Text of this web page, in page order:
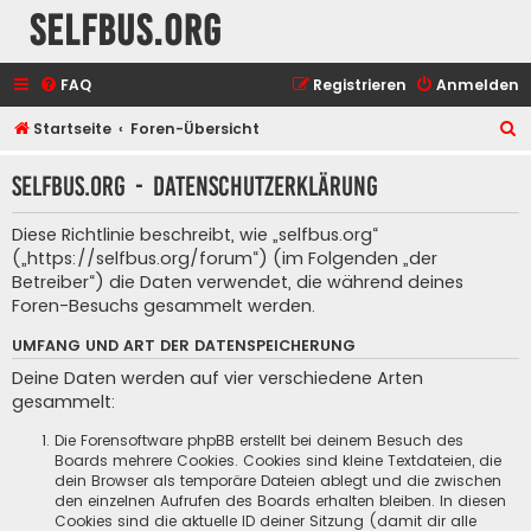
selfbus.org
FAQ Anmelden
Registrieren
Startseite Foren-Übersicht
h
selfbus.org - Datenschutzerklärung
Diese Richtlinie beschreibt, wie „selfbus.org“
(„https://selfbus.org/forum“) (im Folgenden „der
Betreiber“) die Daten verwendet, die während deines
Foren-Besuchs gesammelt werden.
UMFANG UND ART DER DATENSPEICHERUNG
Deine Daten werden auf vier verschiedene Arten
gesammelt:
Die Forensoftware phpBB erstellt bei deinem Besuch des
Boards mehrere Cookies. Cookies sind kleine Textdateien, die
dein Browser als temporäre Dateien ablegt und die zwischen
den einzelnen Aufrufen des Boards erhalten bleiben. In diesen
Cookies sind die aktuelle ID deiner Sitzung (damit dir alle